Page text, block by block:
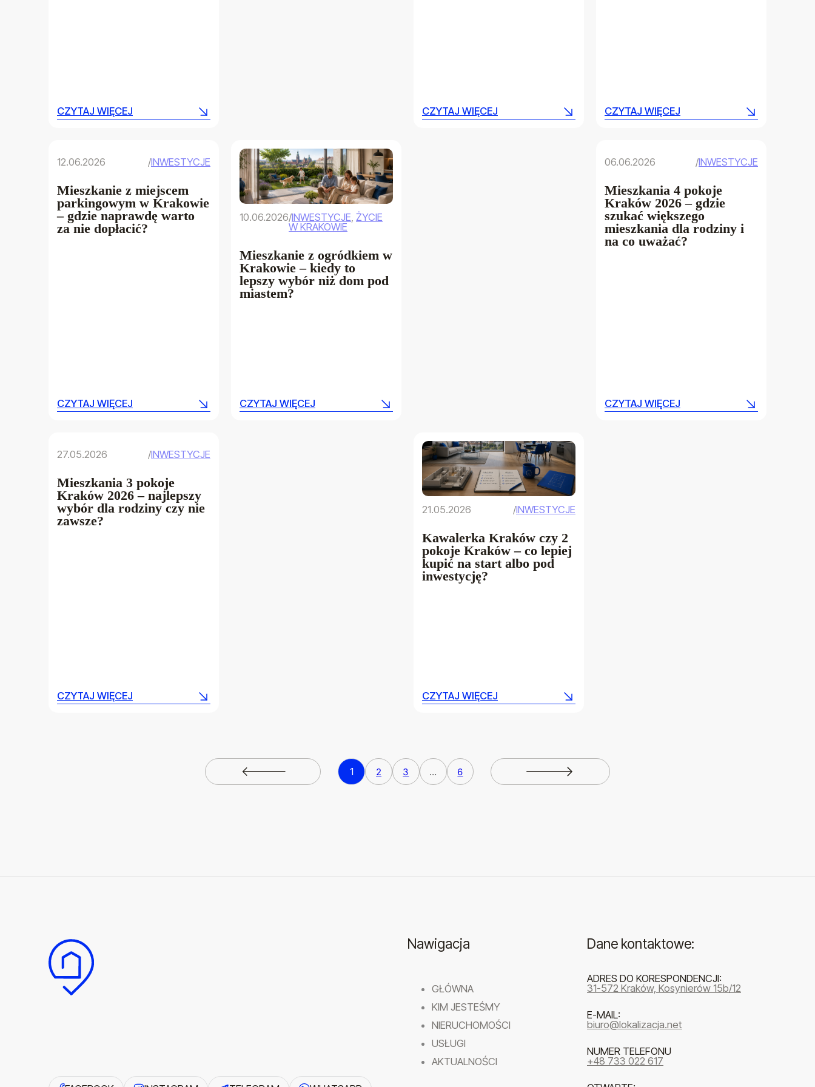
CZYTAJ WIĘCEJ
CZYTAJ WIĘCEJ
CZYTAJ WIĘCEJ
CZYTAJ WIĘCEJ
CZYTAJ WIĘCEJ
CZYTAJ WIĘCEJ
12.06.2026 /INWESTYCJE
Mieszkanie z miejscem
parkingowym w Krakowie
– gdzie naprawdę warto
za nie dopłacić?
CZYTAJ WIĘCEJ
CZYTAJ WIĘCEJ
10.06.2026/INWESTYCJE, ŻYCIE
W KRAKOWIE
Mieszkanie z ogródkiem w
Krakowie – kiedy to
lepszy wybór niż dom pod
miastem?
CZYTAJ WIĘCEJ
CZYTAJ WIĘCEJ
06.06.2026 /INWESTYCJE
Mieszkania 4 pokoje
Kraków 2026 – gdzie
szukać większego
mieszkania dla rodziny i
na co uważać?
CZYTAJ WIĘCEJ
CZYTAJ WIĘCEJ
27.05.2026 /INWESTYCJE
Mieszkania 3 pokoje
Kraków 2026 – najlepszy
wybór dla rodziny czy nie
zawsze?
CZYTAJ WIĘCEJ
CZYTAJ WIĘCEJ
21.05.2026 /INWESTYCJE
Kawalerka Kraków czy 2
pokoje Kraków – co lepiej
kupić na start albo pod
inwestycję?
CZYTAJ WIĘCEJ
CZYTAJ WIĘCEJ
1 2 3 … 6
Nawigacja
GŁÓWNA
KIM JESTEŚMY
NIERUCHOMOŚCI
USŁUGI
AKTUALNOŚCI
Dane kontaktowe:
ADRES DO KORESPONDENCJI:
31-572 Kraków, Kosynierów 15b/12
E-MAIL:
biuro@lokalizacja.net
NUMER TELEFONU
+48 733 022 617